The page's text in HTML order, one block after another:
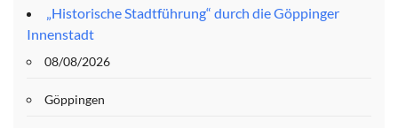
„Historische Stadtführung“ durch die Göppinger
Innenstadt
08/08/2026
Göppingen